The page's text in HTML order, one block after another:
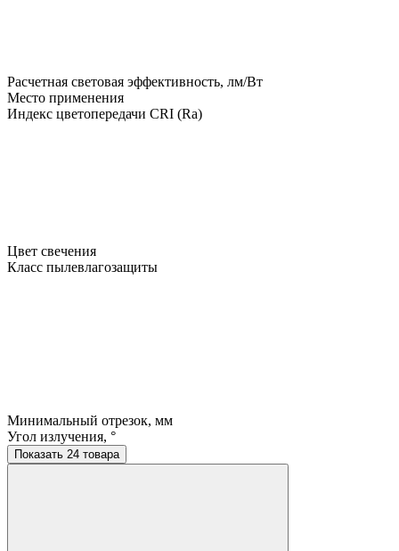
Расчетная световая эффективность, лм/Вт
Место применения
Индекс цветопередачи CRI (Ra)
Цвет свечения
Класс пылевлагозащиты
Минимальный отрезок, мм
Угол излучения, °
Показать 24 товара